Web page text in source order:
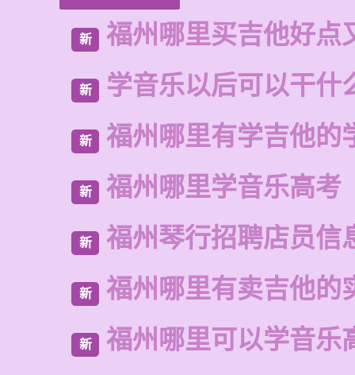
新 福州哪里买吉他好点
新 学音乐以后可以干什
新 福州哪里有学吉他的
新 福州哪里学音乐高考
新 福州琴行招聘店员信
新 福州哪里有卖吉他的
新 福州哪里可以学音乐